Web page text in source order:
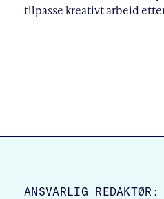
tilpasse kreativt arbeid
SITE FOOTER
ANSVARLIG REDAKTØR: